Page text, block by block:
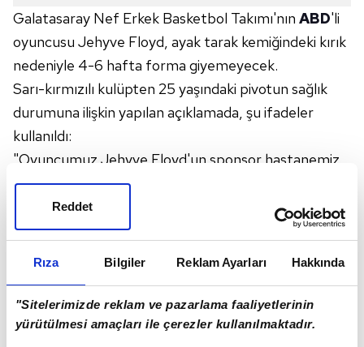
Rıza Bilgiler Reklam Ayarları Hakkında
"Sitelerimizde reklam ve pazarlama faaliyetlerinin
yürütülmesi amaçları ile çerezler kullanılmaktadır.
Reddet
Galatasaray Nef Erkek Basketbol Takımı'nın ABD'li
oyuncusu Jehyve Floyd, ayak tarak kemiğindeki kırık
nedeniyle 4-6 hafta forma giyemeyecek.
Sarı-kırmızılı kulüpten 25 yaşındaki pivotun sağlık
durumuna ilişkin yapılan açıklamada, şu ifadeler
kullanıldı:
"Oyuncumuz Jehyve Floyd'un sponsor hastanemiz
Medical Park'ta yapılan kontrolleri sonucunda, ayak
tarak kemiğinde kırık tespit edilmiştir. Tedavi
sürecinin 4-6 hafta arası sürmesi öngörülen
oyuncumuza geçmiş olsun dileklerimizi iletiyoruz."